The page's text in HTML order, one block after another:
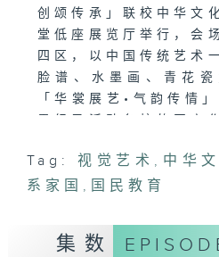
创颂传承」联校中华文
堂低座展览厅举行，会
四区，以中国传统艺术
脸谱、水墨画、青花
「华裳展艺•气韵传情
作坊及皮影戏演出。活
艺术潜能及心系家国的
Tag: 视觉艺术 , 中华
系家国 , 国民教育
集数